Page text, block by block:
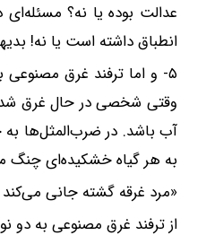
عدالت بوده یا نه؟
انطباق داشته است یا نه!
۵-‌ و اما ترفند غرق
وقتی شخصی در حال غرق
آب باشد. در ضرب‌المثل‌ها
به هر گیاه خشکیده‌ای چنگ
«‌مرد غرقه گشته جانی
از ترفند غرق مصنوعی به